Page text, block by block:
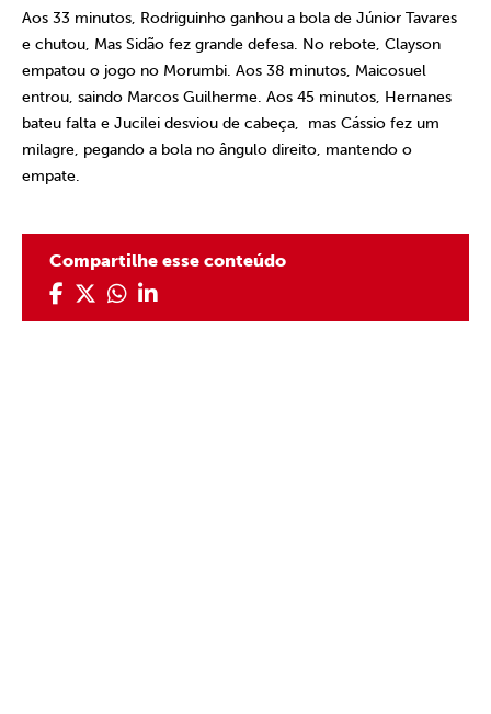
Aos 33 minutos, Rodriguinho ganhou a bola de Júnior Tavares
e chutou, Mas Sidão fez grande defesa. No rebote, Clayson
empatou o jogo no Morumbi. Aos 38 minutos, Maicosuel
entrou, saindo Marcos Guilherme. Aos 45 minutos, Hernanes
bateu falta e Jucilei desviou de cabeça, mas Cássio fez um
milagre, pegando a bola no ângulo direito, mantendo o
empate.
Compartilhe esse conteúdo